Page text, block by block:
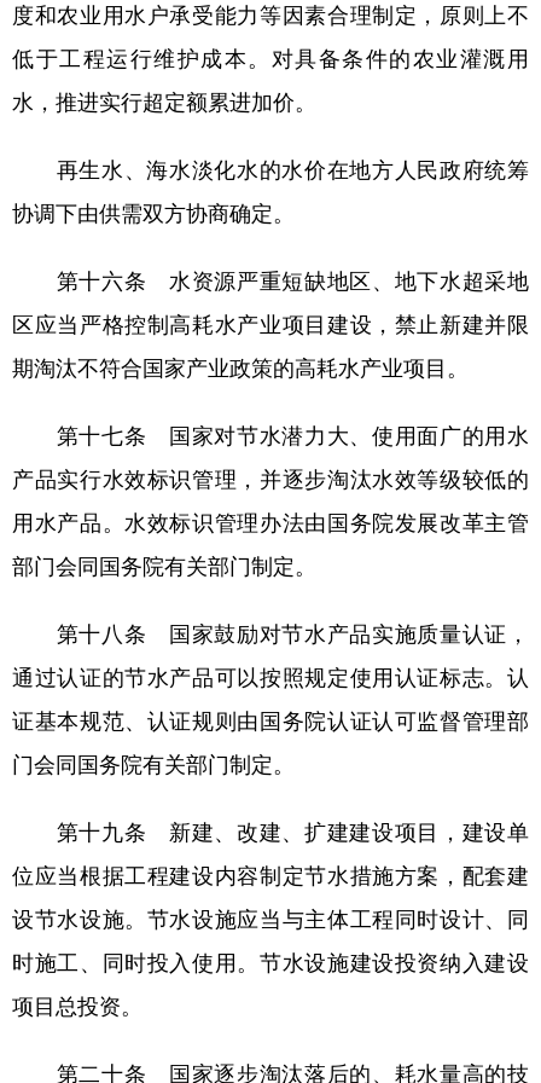
度和农业用水户承受能力等因素合理制定，原则上不
低于工程运行维护成本。对具备条件的农业灌溉用
水，推进实行超定额累进加价。
再生水、海水淡化水的水价在地方人民政府统筹
协调下由供需双方协商确定。
第十六条 水资源严重短缺地区、地下水超采地
区应当严格控制高耗水产业项目建设，禁止新建并限
期淘汰不符合国家产业政策的高耗水产业项目。
第十七条 国家对节水潜力大、使用面广的用水
产品实行水效标识管理，并逐步淘汰水效等级较低的
用水产品。水效标识管理办法由国务院发展改革主管
部门会同国务院有关部门制定。
第十八条 国家鼓励对节水产品实施质量认证，
通过认证的节水产品可以按照规定使用认证标志。认
证基本规范、认证规则由国务院认证认可监督管理部
门会同国务院有关部门制定。
第十九条 新建、改建、扩建建设项目，建设单
位应当根据工程建设内容制定节水措施方案，配套建
设节水设施。节水设施应当与主体工程同时设计、同
时施工、同时投入使用。节水设施建设投资纳入建设
项目总投资。
第二十条 国家逐步淘汰落后的、耗水量高的技